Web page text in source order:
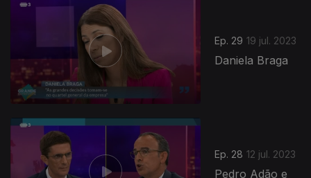
Ep. 29 19 jul. 2023
Daniela Braga
Ep. 28 12 jul. 2023
Pedro Adão e